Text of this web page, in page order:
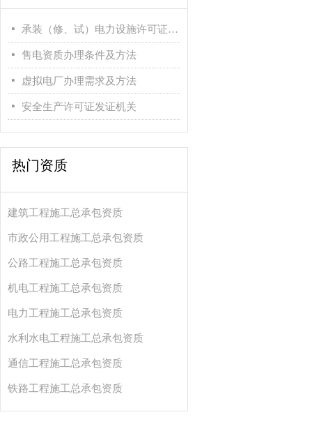
넷 承装（修、试）电力设施许可证办理条件及方法
넷 售电资质办理条件及方法
넷 虚拟电厂办理需求及方法
넷 安全生产许可证发证机关
热门资质
建筑工程施工总承包资质
市政公用工程施工总承包资质
公路工程施工总承包资质
机电工程施工总承包资质
电力工程施工总承包资质
水利水电工程施工总承包资质
通信工程施工总承包资质
铁路工程施工总承包资质